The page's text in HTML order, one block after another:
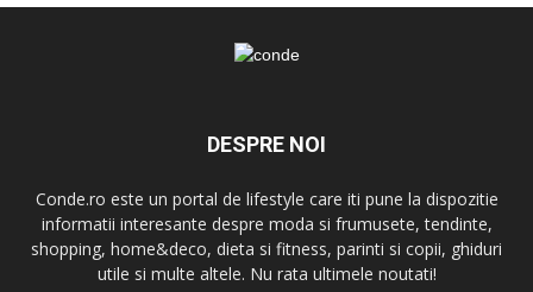
DESPRE NOI
Conde.ro este un portal de lifestyle care iti pune la dispozitie
informatii interesante despre moda si frumusete, tendinte,
shopping, home&deco, dieta si fitness, parinti si copii, ghiduri
utile si multe altele. Nu rata ultimele noutati!